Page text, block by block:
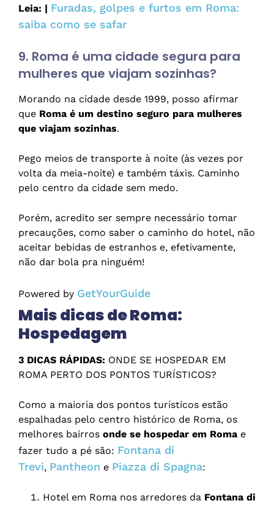
Leia: | Furadas, golpes e furtos em Roma:
saiba como se safar
9. Roma é uma cidade segura para
mulheres que viajam sozinhas?
Morando na cidade desde 1999, posso afirmar
que Roma é um destino seguro para mulheres
que viajam sozinhas.
Pego meios de transporte à noite (às vezes por
volta da meia-noite) e também táxis. Caminho
pelo centro da cidade sem medo.
Porém, acredito ser sempre necessário tomar
precauções, como saber o caminho do hotel, não
aceitar bebidas de estranhos e, efetivamente,
não dar bola pra ninguém!
Powered by GetYourGuide
Mais dicas de Roma:
Hospedagem
3 DICAS RÁPIDAS: ONDE SE HOSPEDAR EM
ROMA PERTO DOS PONTOS TURÍSTICOS?
Como a maioria dos pontos turísticos estão
espalhadas pelo centro histórico de Roma, os
melhores bairros onde se hospedar em Roma e
fazer tudo a pé são: Fontana di
Trevi, Pantheon e Piazza di Spagna:
Hotel em Roma nos arredores da Fontana di